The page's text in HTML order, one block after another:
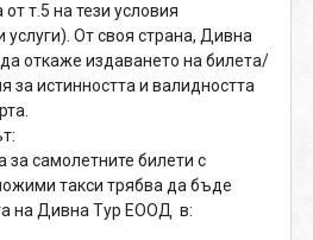
т.5 на тези условия
услуги). От своя страна, Дивна
откаже издаването на билета/
за истинността и валидността
самолетните билети с
такси трябва да бъде
на Дивна Тур ЕООД в: